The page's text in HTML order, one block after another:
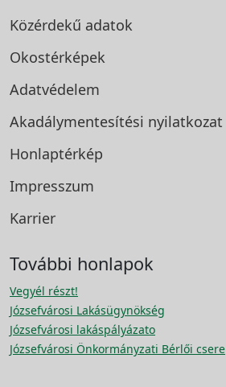
Közérdekű adatok
Okostérképek
Adatvédelem
Akadálymentesítési nyilatkozat
Honlaptérkép
Impresszum
Karrier
További honlapok
Vegyél részt!
Józsefvárosi Lakásügynökség
Józsefvárosi lakáspályázato
Józsefvárosi Önkormányzati Bérlői csere